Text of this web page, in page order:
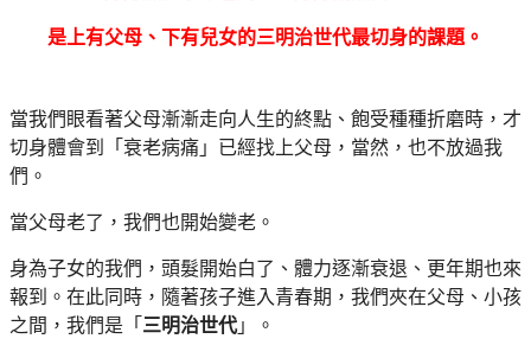
是上有父母、下有兒女的三明治世代最切身的課題。
當我們眼看著父母漸漸走向人生的終點、飽受種種折磨時，才
切身體會到「衰老病痛」已經找上父母，當然，也不放過我
們。
當父母老了，我們也開始變老。
身為子女的我們，頭髮開始白了、體力逐漸衰退、更年期也來
報到。在此同時，隨著孩子進入青春期，我們夾在父母、小孩
之間，我們是「 三明治世代」。